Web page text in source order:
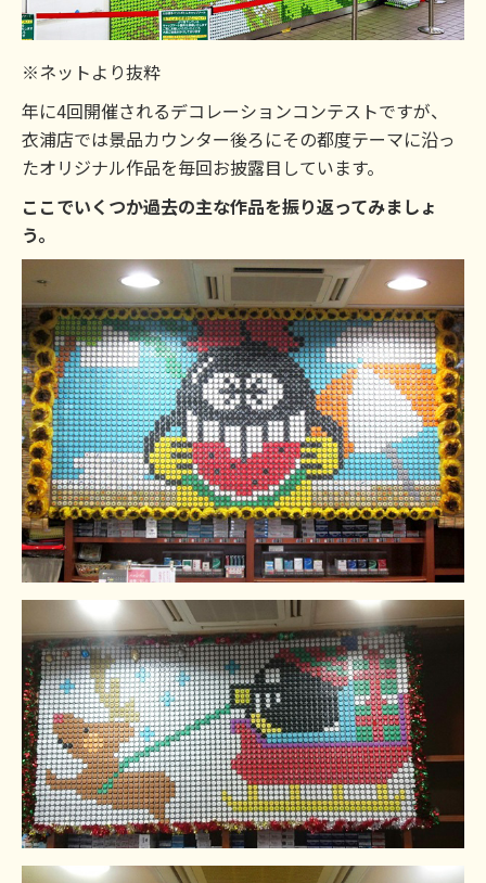
※ネットより抜粋
年に4回開催されるデコレーションコンテストですが、
衣浦店では景品カウンター後ろにその都度テーマに沿っ
たオリジナル作品を毎回お披露目しています。
ここでいくつか過去の主な作品を振り返ってみましょ
う。